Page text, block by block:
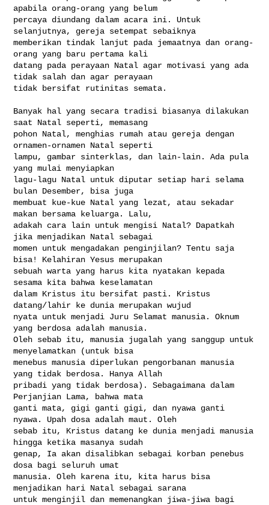
apabila orang-orang yang belum
percaya diundang dalam acara ini. Untuk
selanjutnya, gereja setempat sebaiknya
memberikan tindak lanjut pada jemaatnya dan orang-
orang yang baru pertama kali
datang pada perayaan Natal agar motivasi yang ada
tidak salah dan agar perayaan
tidak bersifat rutinitas semata.
Banyak hal yang secara tradisi biasanya dilakukan
saat Natal seperti, memasang
pohon Natal, menghias rumah atau gereja dengan
ornamen-ornamen Natal seperti
lampu, gambar sinterklas, dan lain-lain. Ada pula
yang mulai menyiapkan
lagu-lagu Natal untuk diputar setiap hari selama
bulan Desember, bisa juga
membuat kue-kue Natal yang lezat, atau sekadar
makan bersama keluarga. Lalu,
adakah cara lain untuk mengisi Natal? Dapatkah
jika menjadikan Natal sebagai
momen untuk mengadakan penginjilan? Tentu saja
bisa! Kelahiran Yesus merupakan
sebuah warta yang harus kita nyatakan kepada
sesama kita bahwa keselamatan
dalam Kristus itu bersifat pasti. Kristus
datang/lahir ke dunia merupakan wujud
nyata untuk menjadi Juru Selamat manusia. Oknum
yang berdosa adalah manusia.
Oleh sebab itu, manusia jugalah yang sanggup untuk
menyelamatkan (untuk bisa
menebus manusia diperlukan pengorbanan manusia
yang tidak berdosa. Hanya Allah
pribadi yang tidak berdosa). Sebagaimana dalam
Perjanjian Lama, bahwa mata
ganti mata, gigi ganti gigi, dan nyawa ganti
nyawa. Upah dosa adalah maut. Oleh
sebab itu, Kristus datang ke dunia menjadi manusia
hingga ketika masanya sudah
genap, Ia akan disalibkan sebagai korban penebus
dosa bagi seluruh umat
manusia. Oleh karena itu, kita harus bisa
menjadikan hari Natal sebagai sarana
untuk menginjil dan memenangkan jiwa-jiwa bagi